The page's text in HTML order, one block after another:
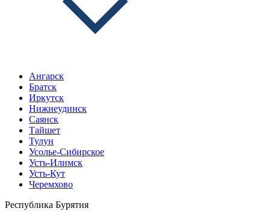
Ангарск
Братск
Иркутск
Нижнеудинск
Саянск
Тайшет
Тулун
Усолье-Сибирское
Усть-Илимск
Усть-Кут
Черемхово
Республика Бурятия